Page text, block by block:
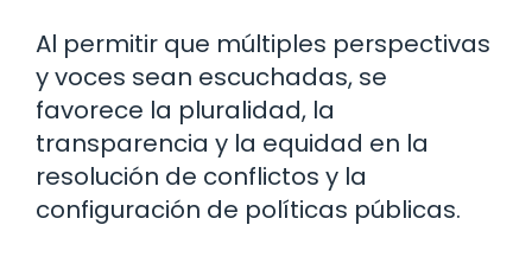
Al permitir que múltiples perspectivas
y voces sean escuchadas, se
favorece la pluralidad, la
transparencia y la equidad en la
resolución de conflictos y la
configuración de políticas públicas.